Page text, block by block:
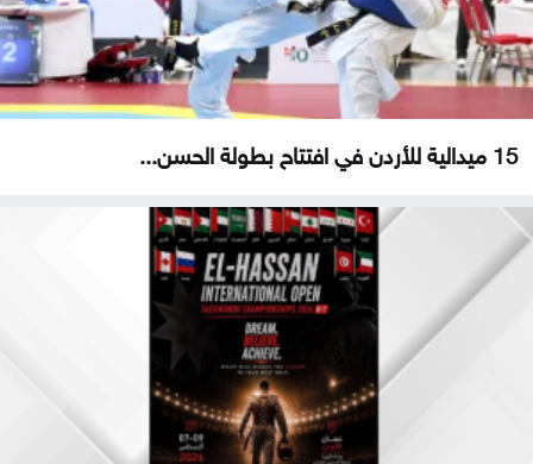
15 ميدالية للأردن في افتتاح بطولة الحسن...